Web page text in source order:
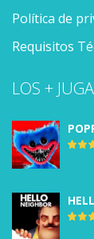
Política de
Requisitos
LOS +